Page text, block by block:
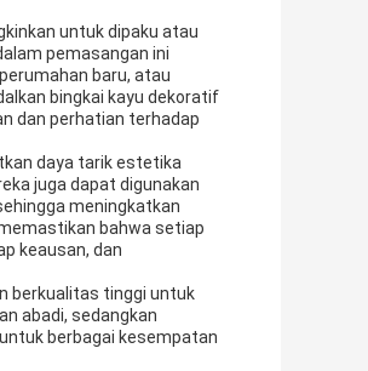
untuk dipaku atau
pemasangan ini
baru, atau
bingkai kayu dekoratif
dan perhatian terhadap
daya tarik estetika
juga dapat digunakan
meningkatkan
bahwa setiap
keausan, dan
berkualitas tinggi untuk
abadi, sedangkan
berbagai kesempatan